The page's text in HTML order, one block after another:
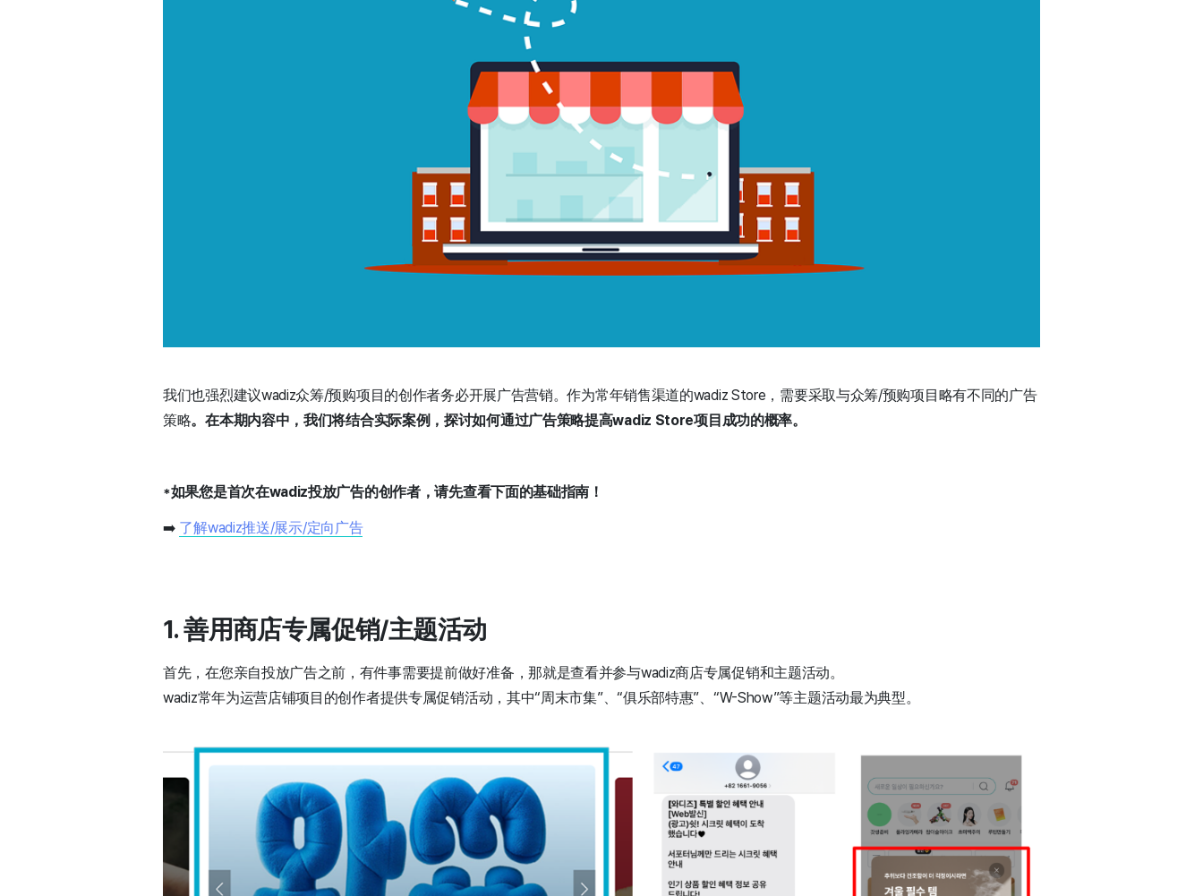
我们也强烈建议wadiz众筹/预购项目的创作者务必开展广告营销。作为常年销售渠道的wadiz Store，需要采取与众筹/预购项目略有不同的广告
策略。在本期内容中，我们将结合实际案例，探讨如何通过广告策略提高wadiz Store项目成功的概率。
*如果您是首次在wadiz投放广告的创作者，请先查看下面的基础指南！
➡️ 了解wadiz推送/展示/定向广告
1. 善用商店专属促销/主题活动
首先，在您亲自投放广告之前，有件事需要提前做好准备，那就是查看并参与wadiz商店专属促销和主题活动。
wadiz常年为运营店铺项目的创作者提供专属促销活动，其中“周末市集”、“俱乐部特惠”、“W-Show”等主题活动最为典型。